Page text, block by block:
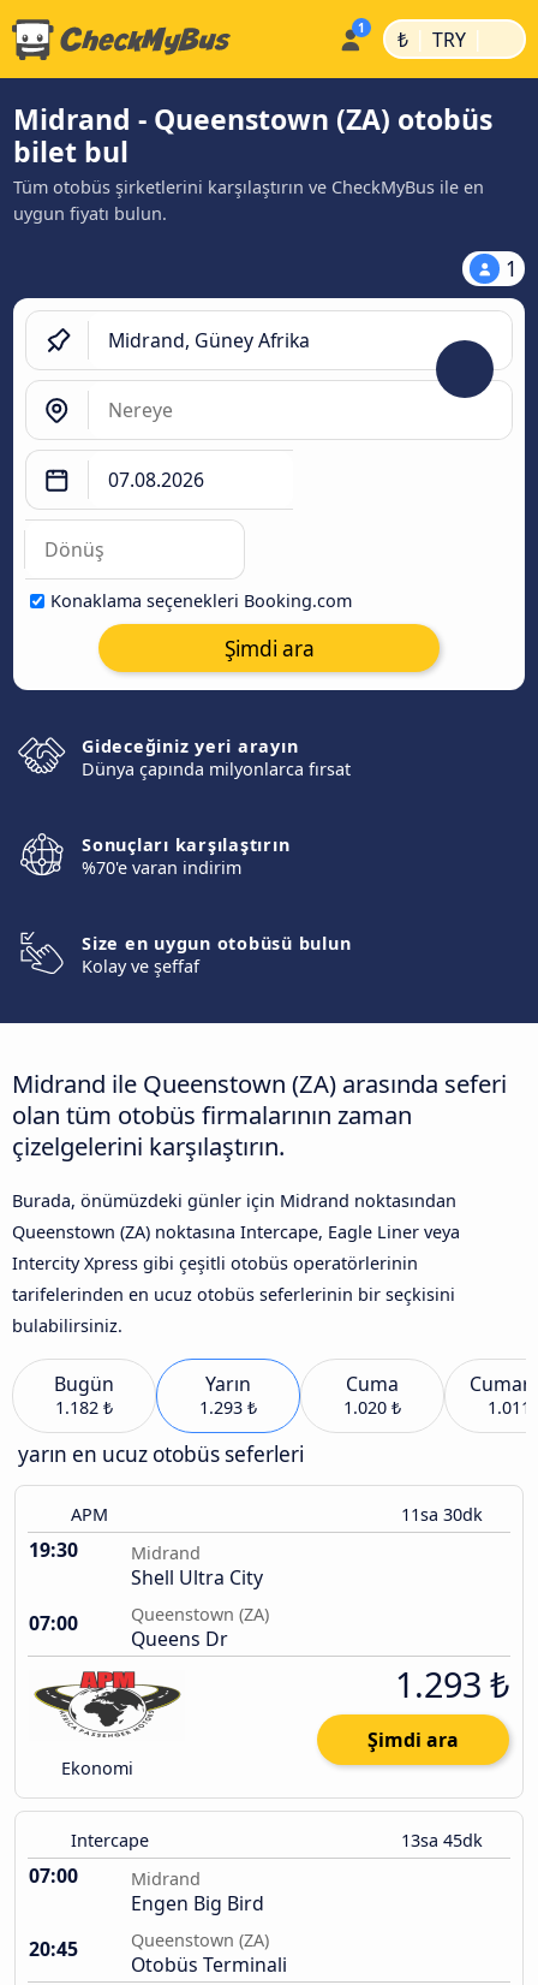
₺ | TRY |
Midrand - Queenstown (ZA) otobüs
bilet bul
Tüm otobüs şirketlerini karşılaştırın ve CheckMyBus ile en
uygun fiyatı bulun.
1
Konaklama seçenekleri Booking.com
Şimdi ara
Gideceğiniz yeri arayın
Dünya çapında milyonlarca fırsat
Sonuçları karşılaştırın
%70'e varan indirim
Size en uygun otobüsü bulun
Kolay ve şeffaf
Midrand ile Queenstown (ZA) arasında seferi
olan tüm otobüs firmalarının zaman
çizelgelerini karşılaştırın.
Burada, önümüzdeki günler için Midrand noktasından
Queenstown (ZA) noktasına Intercape, Eagle Liner veya
Intercity Xpress gibi çeşitli otobüs operatörlerinin
tarifelerinden en ucuz otobüs seferlerinin bir seçkisini
bulabilirsiniz.
Bugün
1.182 ₺
Yarın
1.293 ₺
Cuma
1.020 ₺ 1.011
yarın en ucuz otobüs seferleri
APM 11sa 30dk
19:30 Midrand
Shell Ultra City
07:00
Queenstown (ZA)
Queens Dr
Ekonomi
1.293 ₺
Şimdi ara
Intercape 13sa 45dk
07:00 Midrand
Engen Big Bird
20:45
Queenstown (ZA)
Otobüs Terminali